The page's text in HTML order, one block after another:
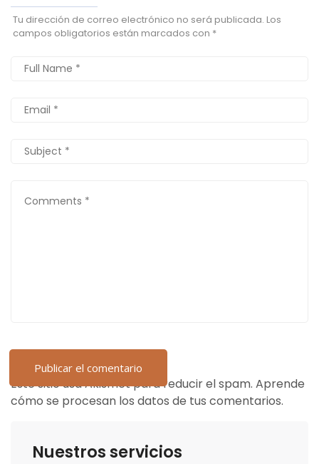
Tu dirección de correo electrónico no será publicada. Los
campos obligatorios están marcados con *
Este sitio usa Akismet para reducir el spam. Aprende
cómo se procesan los datos de tus comentarios.
Nuestros servicios